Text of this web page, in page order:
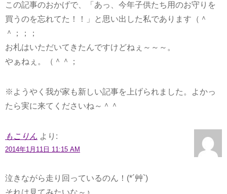
この記事のおかげで、「あっ、今年子供たち用のお守りを
買うのを忘れてた！！」と思い出した私であります（＾
＾；；；
お札はいただいてきたんですけどねぇ～～～。
やぁねぇ。（＾＾；
※ようやく我が家も新しい記事を上げられました。よかっ
たら実に来てくださいね～＾＾
もこりん より:
2014年1月11日 11:15 AM
泣きながら走り回っているのん！(*´艸`)